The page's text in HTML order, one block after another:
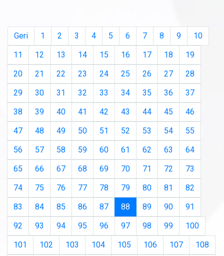
Geri 1 2 3 4 5 6 7 8 9
10
11
12 13 14 15 16 17 18
19
20
21 22 23 24 25 26 27
28
29
30 31 32 33 34 35 36
37
38
39 40 41 42 43 44 45
46
47
48 49 50 51 52 53 54
55
56
57 58 59 60 61 62 63
64
65
66 67 68 69 70 71 72
73
74
75 76 77 78 79 80 81
82
83
84 85 86 87 88 (current)
89 90
91
92
93 94 95 96 97 98 99
100
101
102 103 104 105 106 107
108